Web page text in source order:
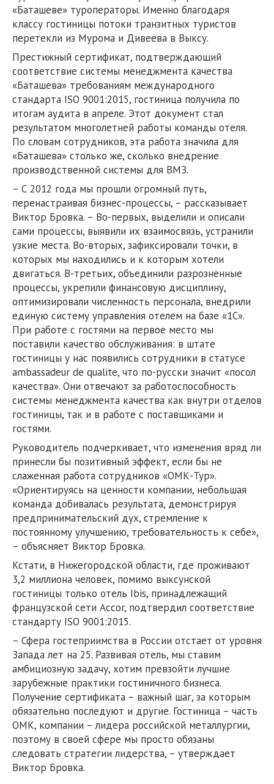
«Баташеве» туроператоры. Именно благодаря
классу гостиницы потоки транзитных туристов
перетекли из Мурома и Дивеева в Выксу.
Престижный сертификат, подтверждающий
соответствие системы менеджмента качества
«Баташева» требованиям международного
стандарта ISO 9001:2015, гостиница получила по
итогам аудита в апреле. Этот документ стал
результатом многолетней работы команды отеля.
По словам сотрудников, эта работа значила для
«Баташева» столько же, сколько внедрение
производственной системы для ВМЗ.
– С 2012 года мы прошли огромный путь,
перенастраивая бизнес-процессы, – рассказывает
Виктор Бровка. – Во-первых, выделили и описали
сами процессы, выявили их взаимосвязь, устранили
узкие места. Во-вторых, зафиксировали точки, в
которых мы находились и к которым хотели
двигаться. В-третьих, объединили разрозненные
процессы, укрепили финансовую дисциплину,
оптимизировали численность персонала, внедрили
единую систему управления отелем на базе «1С».
При работе с гостями на первое место мы
поставили качество обслуживания: в штате
гостиницы у нас появились сотрудники в статусе
ambassadeur de qualite, что по-русски значит «посол
качества». Они отвечают за работоспособность
системы менеджмента качества как внутри отделов
гостиницы, так и в работе с поставщиками и
гостями.
Руководитель подчеркивает, что изменения вряд ли
принесли бы позитивный эффект, если бы не
слаженная работа сотрудников «ОМК-Тур».
«Ориентируясь на ценности компании, небольшая
команда добивалась результата, демонстрируя
предпринимательский дух, стремление к
постоянному улучшению, требовательность к себе»,
– объясняет Виктор Бровка.
Кстати, в Нижегородской области, где проживают
3,2 миллиона человек, помимо выксунской
гостиницы только отель Ibis, принадлежащий
французской сети Accor, подтвердил соответствие
стандарту ISO 9001:2015.
– Сфера гостеприимства в России отстает от уровня
Запада лет на 25. Развивая отель, мы ставим
амбициозную задачу, хотим превзойти лучшие
зарубежные практики гостиничного бизнеса.
Получение сертификата – важный шаг, за которым
обязательно последуют и другие. Гостиница – часть
ОМК, компании – лидера российской металлургии,
поэтому в своей сфере мы просто обязаны
следовать стратегии лидерства, – утверждает
Виктор Бровка.